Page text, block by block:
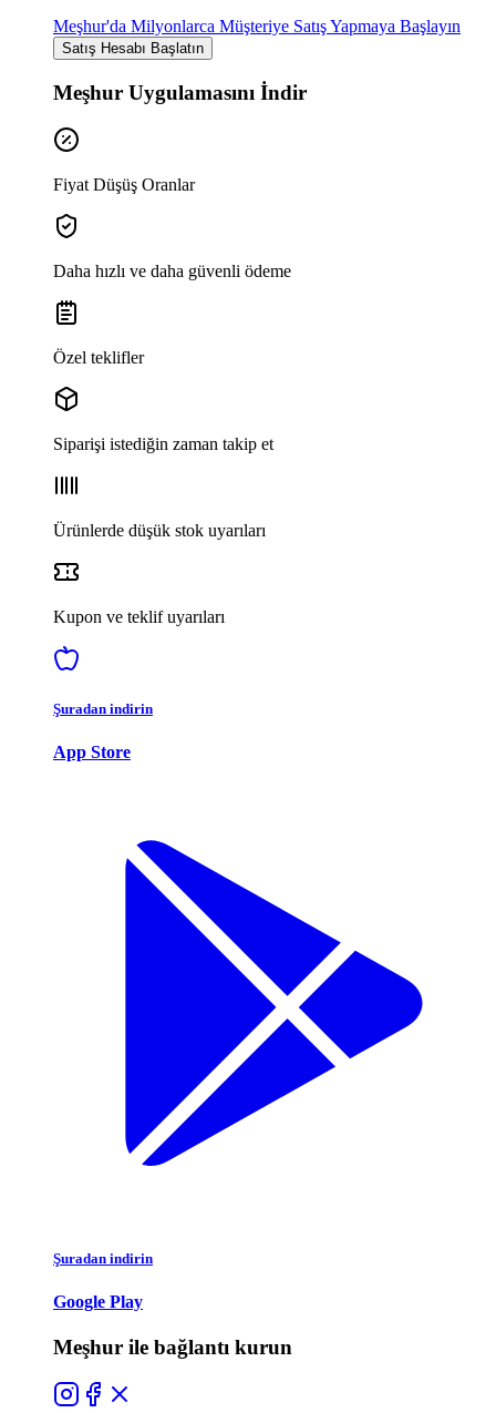
Meşhur'da Milyonlarca Müşteriye Satış Yapmaya Başlayın
Satış Hesabı Başlatın
Meşhur Uygulamasını İndir
Fiyat Düşüş Oranlar
Daha hızlı ve daha güvenli ödeme
Özel teklifler
Siparişi istediğin zaman takip et
Ürünlerde düşük stok uyarıları
Kupon ve teklif uyarıları
Şuradan indirin
App Store
Şuradan indirin
Google Play
Meşhur ile bağlantı kurun